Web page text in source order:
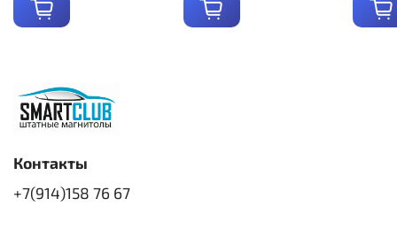
Контакты
+7(914)158 76 67